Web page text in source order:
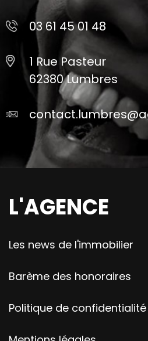
03 61 45 01 48
1 Rue Pasteur
62380 Lumbres
L'AGENCE
Les news de l'immobilier
Barème des honoraires
Politique de confidentialité